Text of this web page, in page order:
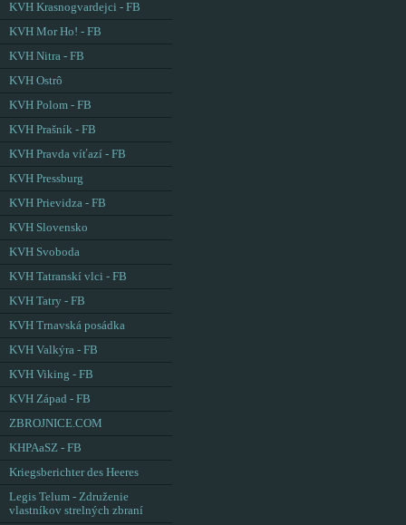
KVH Krasnogvardejci - FB
KVH Mor Ho! - FB
KVH Nitra - FB
KVH Ostrô
KVH Polom - FB
KVH Prašník - FB
KVH Pravda víťazí - FB
KVH Pressburg
KVH Prievidza - FB
KVH Slovensko
KVH Svoboda
KVH Tatranskí vlci - FB
KVH Tatry - FB
KVH Trnavská posádka
KVH Valkýra - FB
KVH Viking - FB
KVH Západ - FB
ZBROJNICE.COM
KHPAaSZ - FB
Kriegsberichter des Heeres
Legis Telum - Združenie
vlastníkov strelných zbraní